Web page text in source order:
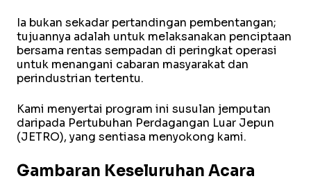
Ia bukan sekadar pertandingan pembentangan;
tujuannya adalah untuk melaksanakan penciptaan
bersama rentas sempadan di peringkat operasi
untuk menangani cabaran masyarakat dan
perindustrian tertentu.
Kami menyertai program ini susulan jemputan
daripada Pertubuhan Perdagangan Luar Jepun
(JETRO), yang sentiasa menyokong kami.
Gambaran Keseluruhan Acara